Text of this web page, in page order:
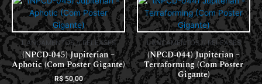
LANÇAMENTOS // RELEASES
(NPCD-045) Jupiterian –
Aphotic (Com Poster Gigante)
R$50,00
LANÇAMENTOS // RELEASES
(NPCD-044) Jupiterian –
Terraforming (Com Poster
Gigante)